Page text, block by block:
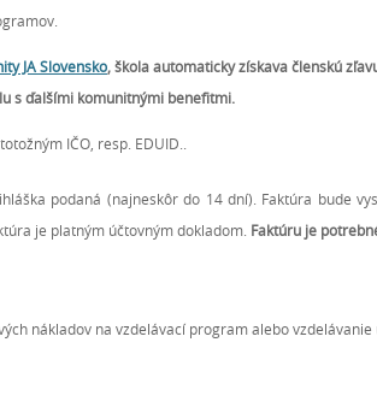
JA Slovensko, škola automaticky získava členskú
s ďalšími komunitnými benefitmi.
IČO, resp. EDUID..
podaná (najneskôr do 14 dní). Faktúra bude
je platným účtovným dokladom. Faktúru je
nákladov na vzdelávací program alebo vzdelávanie